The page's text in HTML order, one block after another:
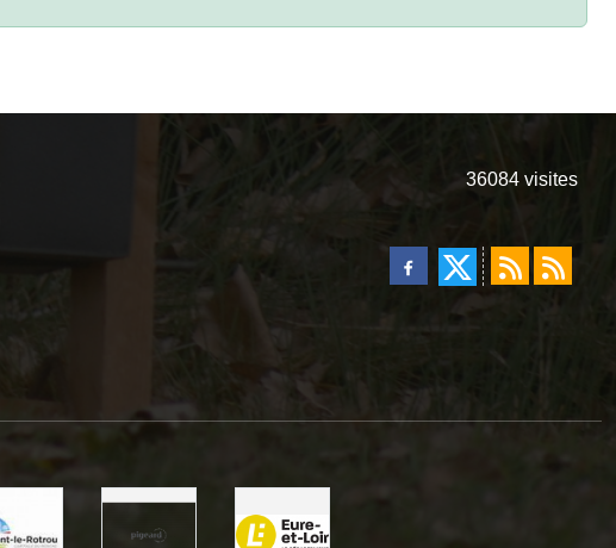
36084 visites